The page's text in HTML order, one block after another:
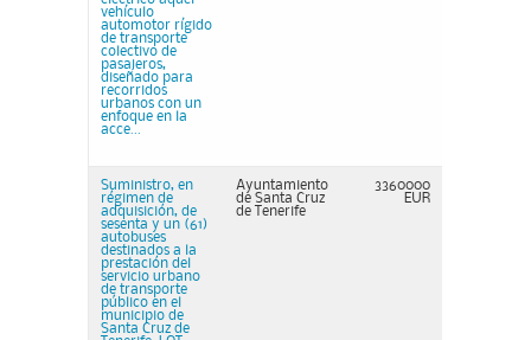
vehículo
automotor rígido
de transporte
colectivo de
pasajeros,
diseñado para
recorridos
urbanos con un
enfoque en la
acce...
Suministro, en
régimen de
adquisición, de
sesenta y un (61)
autobuses
destinados a la
prestación del
servicio urbano
de transporte
público en el
municipio de
Santa Cruz de
Ayuntamiento
de Santa Cruz
de Tenerife
3360000
EUR